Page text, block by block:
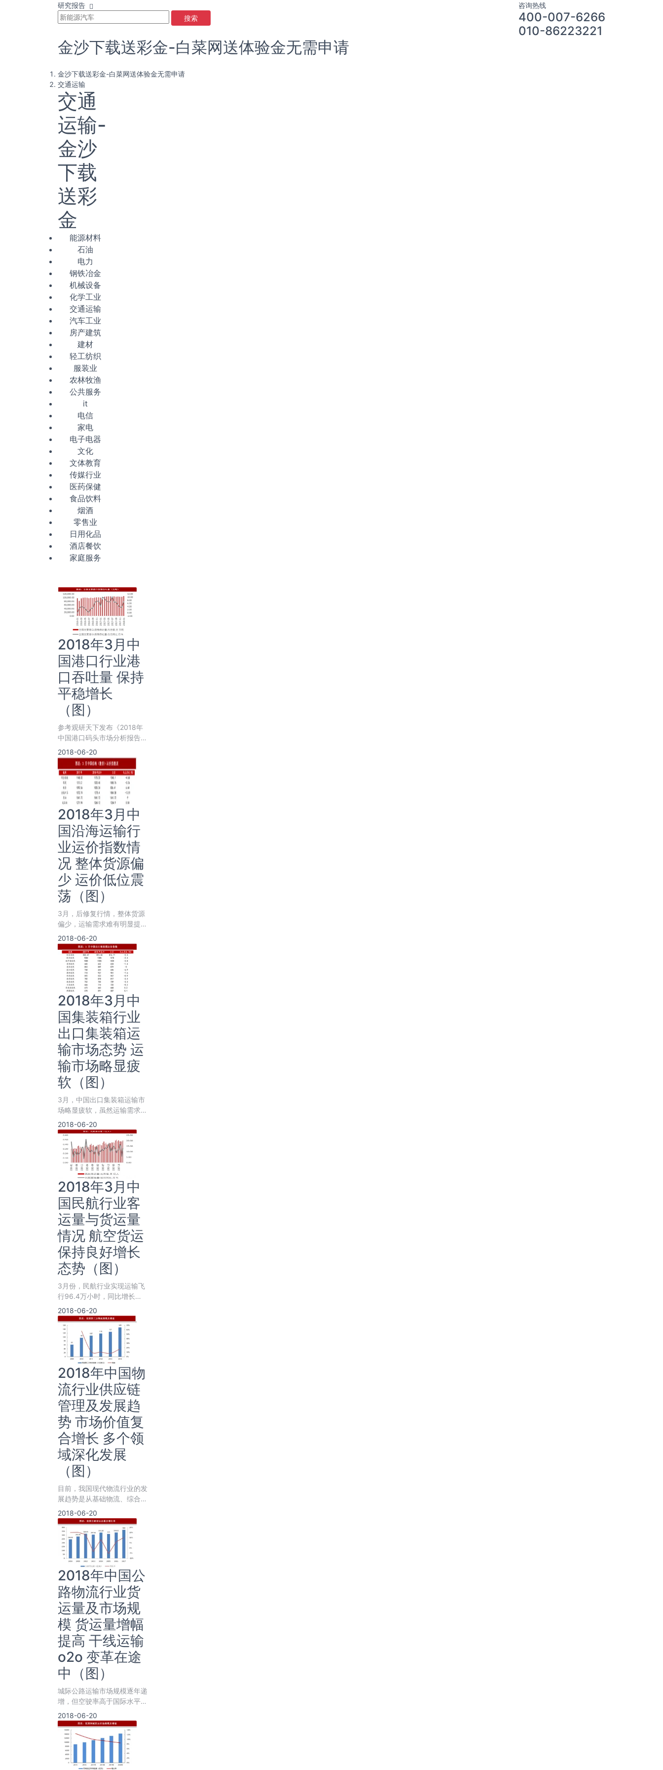
研究报告
搜索
咨询热线
400-007-6266
010-86223221
金沙下载送彩金-白菜网送体验金无需申请
金沙下载送彩金-白菜网送体验金无需申请
交通运输
交通
运输-
金沙
下载
送彩
金
能源材料
石油
电力
钢铁冶金
机械设备
化学工业
交通运输
汽车工业
房产建筑
建材
轻工纺织
服装业
农林牧渔
公共服务
it
电信
家电
电子电器
文化
文体教育
传媒行业
医药保健
食品饮料
烟酒
零售业
日用化品
酒店餐饮
家庭服务
2018年3月中
国港口行业港
口吞吐量 保持
平稳增长
（图）
参考观研天下发布《2018年
中国港口码头市场分析报告-
行业深度调研与发展趋势预
测》
2018-06-20
2018年3月中
国沿海运输行
业运价指数情
况 整体货源偏
少 运价低位震
荡（图）
3月，后修复行情，整体货源
偏少，运输需求难有明显提
振，运价低位震荡。3月30&
2018-06-20
2018年3月中
国集装箱行业
出口集装箱运
输市场态势 运
输市场略显疲
软（图）
3月，中国出口集装箱运输市
场略显疲软，虽然运输需求在
“春节”长假后有所回暖，但较
节前出
2018-06-20
2018年3月中
国民航行业客
运量与货运量
情况 航空货运
保持良好增长
态势（图）
3月份，民航行业实现运输飞
行96.4万小时，同比增长
11.3%；实现通用航空飞
2018-06-20
2018年中国物
流行业供应链
管理及发展趋
势 市场价值复
合增长 多个领
域深化发展
（图）
目前，我国现代物流行业的发
展趋势是从基础物流、综合物
流逐渐向供应链管理发展。供
应链概念是传
2018-06-20
2018年中国公
路物流行业货
运量及市场规
模 货运量增幅
提高 干线运输
o2o 变革在途
中（图）
城际公路运输市场规模逐年递
增，但空驶率高于国际水平，
行业效率存在改善空间。
2016年起，
2018-06-20